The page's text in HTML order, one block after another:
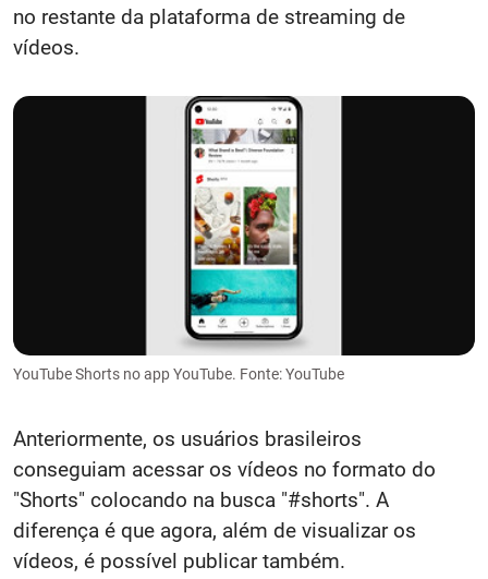
no restante da plataforma de streaming de
vídeos.
YouTube Shorts no app YouTube. Fonte: YouTube
Anteriormente, os usuários brasileiros
conseguiam acessar os vídeos no formato do
"Shorts" colocando na busca "#shorts". A
diferença é que agora, além de visualizar os
vídeos, é possível publicar também.